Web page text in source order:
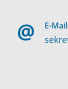
E-Mail